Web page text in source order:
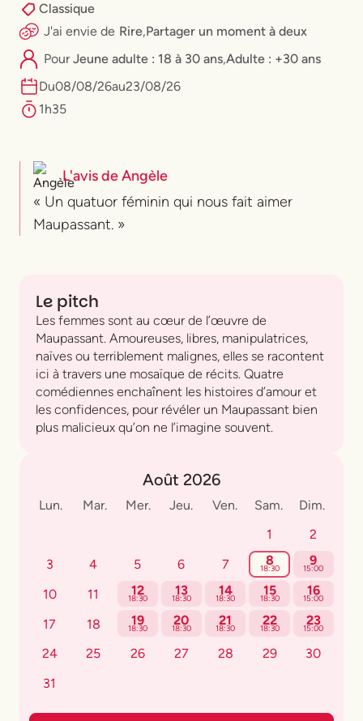
Classique
J'ai envie de Rire,Partager un moment à deux
Pour⁠Jeune adulte : 18 à 30 ans,Adulte : +30 ans
Du08/08/26au23/08/26
1h35
L'avis deAngèle
« Un quatuor féminin qui nous fait aimer
Maupassant. »
Le pitch
Les femmes sont au cœur de l’œuvre de
Maupassant. Amoureuses, libres, manipulatrices,
naïves ou terriblement malignes, elles se racontent
ici à travers une mosaïque de récits. Quatre
comédiennes enchaînent les histoires d’amour et
les confidences, pour révéler un Maupassant bien
plus malicieux qu’on ne l’imagine souvent.
Août 2026
Lun. Mar. Mer. Jeu. Ven. Sam.
Dim.
1
2
3
4 5 6 7 8
18:30
9
15:00
10 11 12
18:30
13
18:30
14
18:30
15
18:30
16
15:00
17 18 19
18:30
20
18:30
21
18:30
22
18:30
23
15:00
24 25 26 27 28 29
30
31